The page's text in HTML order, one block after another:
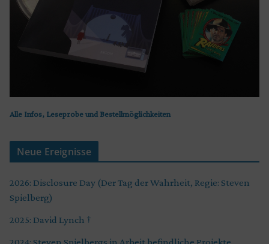
Alle Infos, Leseprobe und Bestellmöglichkeiten
Neue Ereignisse
2026: Disclosure Day (Der Tag der Wahrheit, Regie: Steven
Spielberg)
2025: David Lynch †
2024: Steven Spielbergs in Arbeit befindliche Projekte